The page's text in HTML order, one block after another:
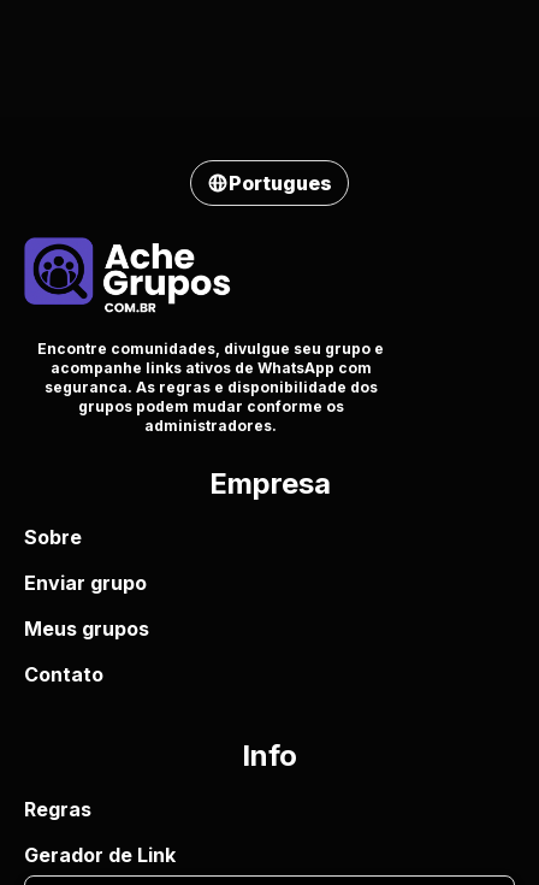
Portugues
Encontre comunidades, divulgue seu grupo e
acompanhe links ativos de WhatsApp com
seguranca. As regras e disponibilidade dos
grupos podem mudar conforme os
administradores.
Empresa
Sobre
Enviar grupo
Meus grupos
Contato
Info
Regras
Gerador de Link